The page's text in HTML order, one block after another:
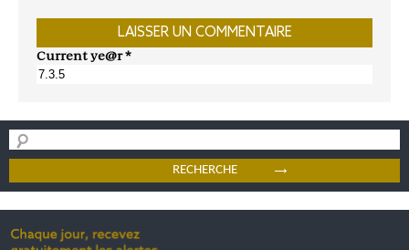
Current ye@r*